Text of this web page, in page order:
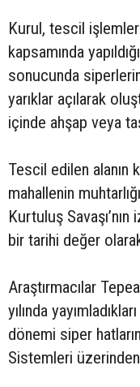
Kurul, tescil
kapsamında
sonucunda
yarıklar açılarak
içinde ahşap veya
Tescil edilen alanın
mahallenin
Kurtuluş
bir tarihi değer
Araştırmacılar
yılında
dönemi siper
Sistemleri